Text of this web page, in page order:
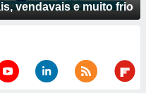
vendavais e muito frio